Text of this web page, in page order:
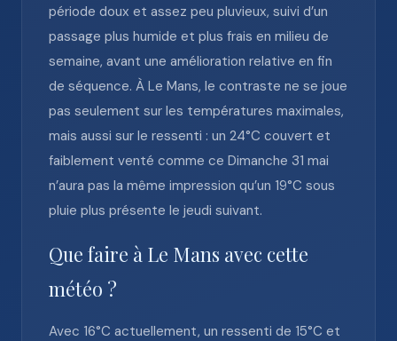
période doux et assez peu pluvieux, suivi d’un
passage plus humide et plus frais en milieu de
semaine, avant une amélioration relative en fin
de séquence. À Le Mans, le contraste ne se joue
pas seulement sur les températures maximales,
mais aussi sur le ressenti : un 24°C couvert et
faiblement venté comme ce Dimanche 31 mai
n’aura pas la même impression qu’un 19°C sous
pluie plus présente le jeudi suivant.
Que faire à Le Mans avec cette
météo ?
Avec 16°C actuellement, un ressenti de 15°C et